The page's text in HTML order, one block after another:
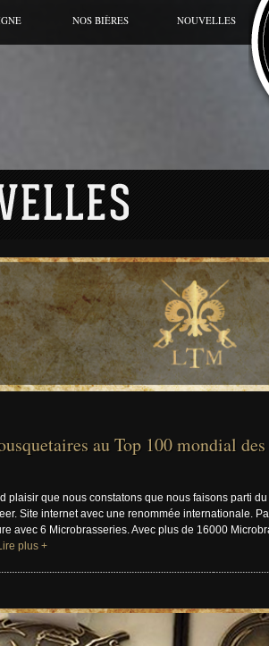
NOS BIÈRES
GAMME RÉGULIÈRE
NOUVELLES
au Top 100 mondial
plaisir que nous constatons que nous faisons parti
Site internet avec une renommée internationale.
avec 6 Microbrasseries. Avec plus de 16000
plus +